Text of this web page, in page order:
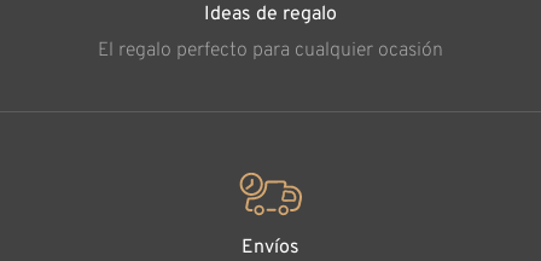
Ideas de regalo
El regalo perfecto para cualquier ocasión
Envíos